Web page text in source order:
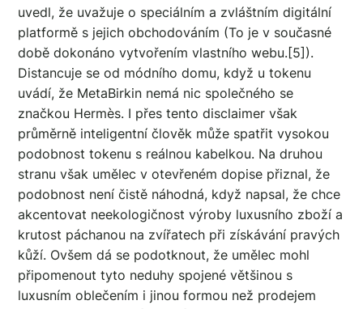
uvedl, že uvažuje o speciálním a zvláštním digitální
platformě s jejich obchodováním (To je v současné
době dokonáno vytvořením vlastního webu.[5]).
Distancuje se od módního domu, když u tokenu
uvádí, že MetaBirkin nemá nic společného se
značkou Hermès. I přes tento disclaimer však
průměrně inteligentní člověk může spatřit vysokou
podobnost tokenu s reálnou kabelkou. Na druhou
stranu však umělec v otevřeném dopise přiznal, že
podobnost není čistě náhodná, když napsal, že chce
akcentovat neekologičnost výroby luxusního zboží a
krutost páchanou na zvířatech při získávání pravých
kůží. Ovšem dá se podotknout, že umělec mohl
připomenout tyto neduhy spojené většinou s
luxusním oblečením i jinou formou než prodejem